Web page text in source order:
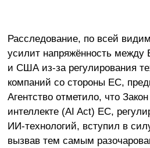
Расследование, по всей
усилит напряжённость между
и США из-за регулирования
компаний со стороны ЕС,
Агентство отметило, что
интеллекте (AI Act) ЕС,
ИИ-технологий, вступил в
вызвав тем самым